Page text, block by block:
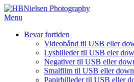
Spring
til
Menu
Bevar fortiden
Videobånd til USB eller
Lysbilleder til USB eler
Negativer til USB eller
Smalfilm til USB eller
Papirbilleder til USB eller